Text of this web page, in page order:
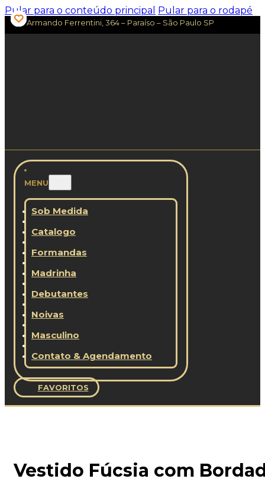
Pular para o conteúdo principal Pular para o rodapé
Av. Armando Ferrentini, 364 – Paraíso – São Paulo SP
MENU
Sob Medida
Catalogo
Formandas
Madrinha
Debutantes
Noivas
Masculino
Contato & Agendamento
FAVORITOS
Vestido Fúcsia com